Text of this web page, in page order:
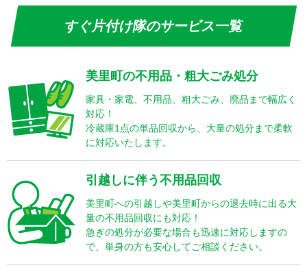
すぐ片付け隊のサービス一覧
美里町の不用品・粗大ごみ処分
家具・家電、不用品、粗大ごみ、廃品まで幅広く
対応！
冷蔵庫1点の単品回収から、大量の処分まで柔軟
に対応いたします。
引越しに伴う不用品回収
美里町への引越しや美里町からの退去時に出る大
量の不用品回収にも対応！
急ぎの処分が必要な場合も迅速に対応しますの
で、単身の方も安心してご相談ください。